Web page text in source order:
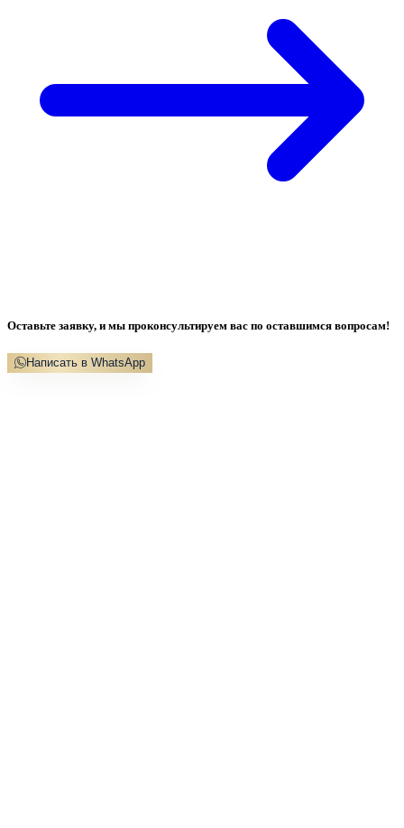
Оставьте заявку, и мы проконсультируем вас по оставшимся вопросам!
Написать в WhatsApp